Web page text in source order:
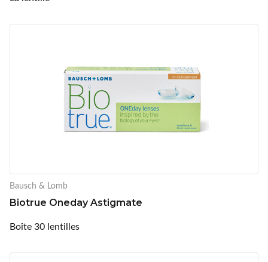
Bausch & Lomb
Biotrue Oneday Astigmate
Boîte 30 lentilles